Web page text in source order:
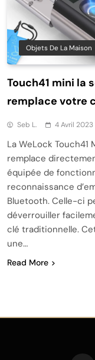
Objets De La Maison
Touch41 mini la
remplace votre
Seb L. 4 Avril 2023
La WeLock
remplace
équipée de
reconnaissance
Bluetooth. Celle-ci
déverrouiller
clé traditionnelle.
une…
Read More